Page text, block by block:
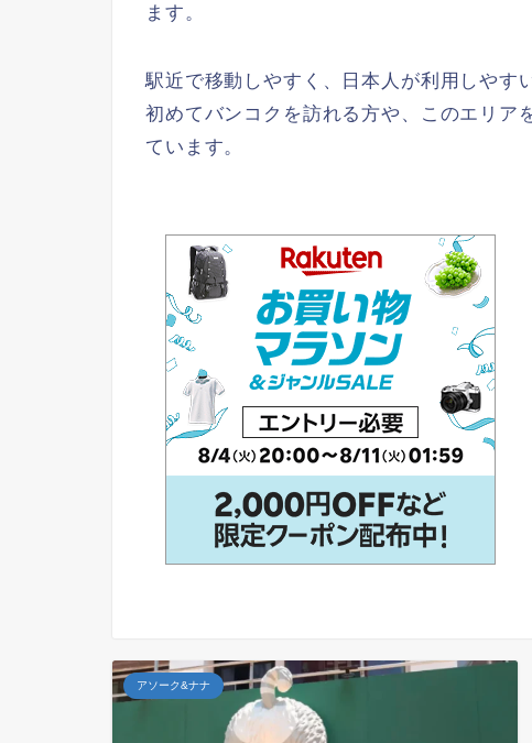
ます。
駅近で移動しやすく、日本人が利用しやす
初めてバンコクを訪れる方や、このエリア
ています。
アソーク&ナナ